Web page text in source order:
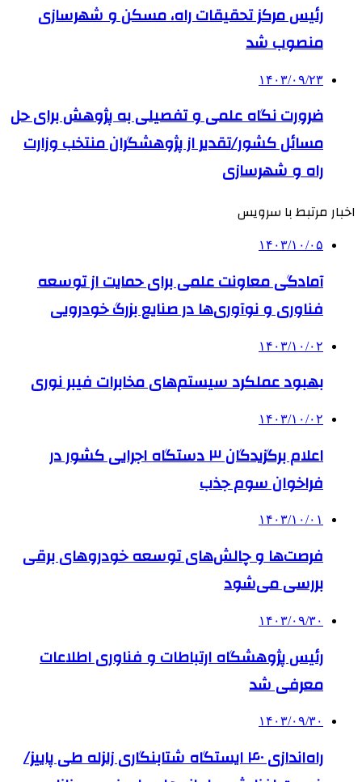
رئیس مرکز تحقیقات راه، مسکن و شهرسازی
منصوب شد
۱۴۰۳/۰۹/۲۳
ضرورت نگاه علمی و تفصیلی به پژوهش برای حل
مسائل کشور/تقدیر از پژوهشگران منتخب وزارت
راه و شهرسازی
اخبار مرتبط با سرویس
۱۴۰۳/۱۰/۰۵
آمادگی معاونت علمی برای حمایت از توسعه
فناوری و نوآوری‌ها در صنایع بزرگ خودرویی
۱۴۰۳/۱۰/۰۲
بهبود عملکرد سیستم‌های مخابرات فیبر نوری
۱۴۰۳/۱۰/۰۲
اعلام برگزیدگان ۳ دستگاه اجرایی کشور در
فراخوان سوم جذب
۱۴۰۳/۱۰/۰۱
فرصت‌ها و چالش‌های توسعه خودروهای برقی
بررسی می‌شود
۱۴۰۳/۰۹/۳۰
رئیس پژوهشگاه ارتباطات و فناوری اطلاعات
معرفی شد
۱۴۰۳/۰۹/۳۰
راه‌اندازی ۴۰ ایستگاه شتابنگاری زلزله طی پاییز/